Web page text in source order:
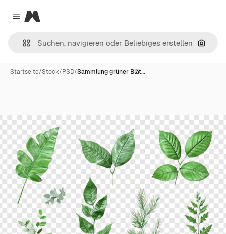
Close menu
Magnific
Nach
Startseite/Stock/PSD/Sammlung grüner Blät…